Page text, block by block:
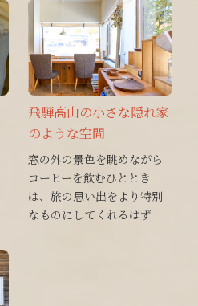
飛騨高山の小さな隠れ家
のような空間
窓の外の景色を眺めながら
コーヒーを飲むひととき
は、旅の思い出をより特別
なものにしてくれるはず